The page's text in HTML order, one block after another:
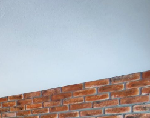
Целосно
Сонцето 2026:
најголемиот
во Европа